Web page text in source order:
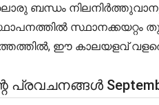
ബന്ധം
ഈ കാലയളവ്